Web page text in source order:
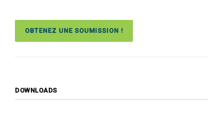
OBTENEZ UNE SOUMISSION !
DOWNLOADS